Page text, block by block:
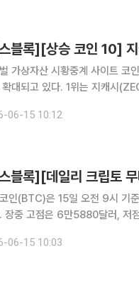
블록][상승 코인 10]
가상자산 시황중계 사이트 코
지캐시(ZEC)로, 24시간 동안 12.31% 상승했으며 7일 기준 8.05% 상
이다(ADA)로, 24시간 동안 7.6
06-15 10:12
인(BTC)은 15일 오전 9시 기
장중 고점은 6만5880달러, 저
를 보였다. 프라이버시 코인 지캐
06-15 10:03